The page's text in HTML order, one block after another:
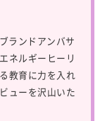
ランドアンバサ
ネルギーヒーリ
教育に力を入れ
ューを沢山いた